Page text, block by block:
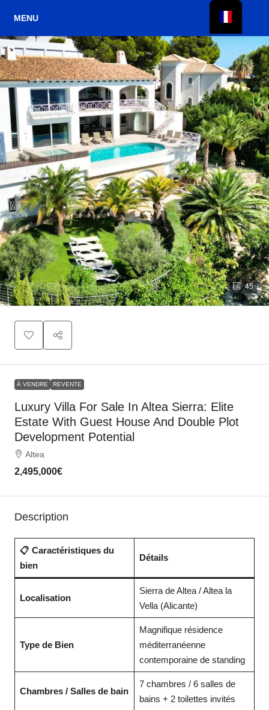
45
À VENDRE REVENTE
Luxury Villa For Sale In Altea Sierra: Elite
Estate With Guest House And Double Plot
Development Potential
Altea
2,495,000€
Description
📋 Caractéristiques du
bien
Détails
Localisation
Sierra de Altea / Altea la
Vella (Alicante)
Type de Bien
Magnifique résidence
méditerranéenne
contemporaine de standing
Chambres / Salles de bain
7 chambres / 6 salles de
bains + 2 toilettes invités